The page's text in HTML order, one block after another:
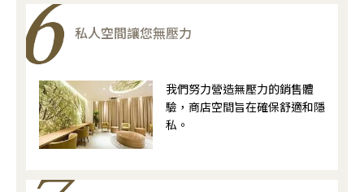
私人空間讓您無壓力
我們努力營造無壓力的銷售體
驗，商店空間旨在確保舒適和隱
私。